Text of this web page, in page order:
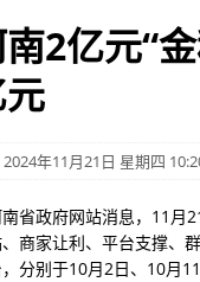
开行突破2200列
交通
气质 产业
2亿元“
2024年11月21日 星期四
省政府网站消息，11月
商家让利、平台支撑、
分别于10月2日、10月